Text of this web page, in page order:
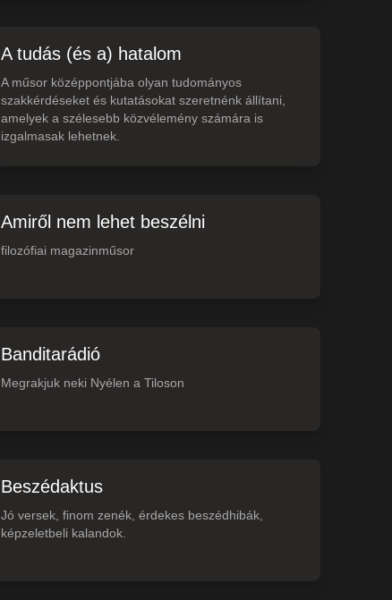
A tudás (és a) hatalom
A műsor középpontjába olyan tudományos
szakkérdéseket és kutatásokat szeretnénk állítani,
amelyek a szélesebb közvélemény számára is
izgalmasak lehetnek.
Amiről nem lehet beszélni
filozófiai magazinműsor
Banditarádió
Megrakjuk neki Nyélen a Tiloson
Beszédaktus
Jó versek, finom zenék, érdekes beszédhibák,
képzeletbeli kalandok.